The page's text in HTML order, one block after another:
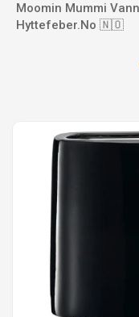
Moomin Mummi
Hyttefeber.No 🇳🇴